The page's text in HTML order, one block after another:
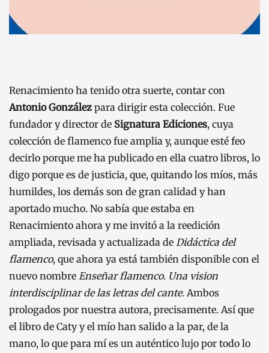
Renacimiento ha tenido otra suerte, contar con
Antonio González para dirigir esta colección. Fue
fundador y director de Signatura Ediciones, cuya
colección de flamenco fue amplia y, aunque esté feo
decirlo porque me ha publicado en ella cuatro libros, lo
digo porque es de justicia, que, quitando los míos, más
humildes, los demás son de gran calidad y han
aportado mucho. No sabía que estaba en
Renacimiento ahora y me invitó a la reedición
ampliada, revisada y actualizada de Didáctica del
flamenco, que ahora ya está también disponible con el
nuevo nombre Enseñar flamenco. Una vision
interdisciplinar de las letras del cante. Ambos
prologados por nuestra autora, precisamente. Así que
el libro de Caty y el mío han salido a la par, de la
mano, lo que para mí es un auténtico lujo por todo lo